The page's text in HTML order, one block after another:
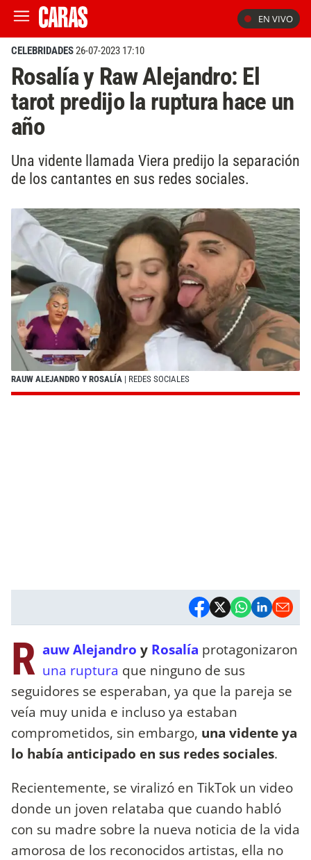
EN VIVO
CELEBRIDADES26-07-2023 17:10
Rosalía y Raw Alejandro: El
tarot predijo la ruptura hace un
año
Una vidente llamada Viera predijo la separación
de los cantantes en sus redes sociales.
RAUW ALEJANDRO Y ROSALÍA | REDES SOCIALES
R auw Alejandro y Rosalía protagonizaron
una ruptura que ninguno de sus
seguidores se esperaban, ya que la pareja se
veía muy unida e incluso ya estaban
comprometidos, sin embargo, una vidente ya
lo había anticipado en sus redes sociales.
Recientemente, se viralizó en TikTok un video
donde un joven relataba que cuando habló
con su madre sobre la nueva noticia de la vida
amorosa de los reconocidos artistas, ella no